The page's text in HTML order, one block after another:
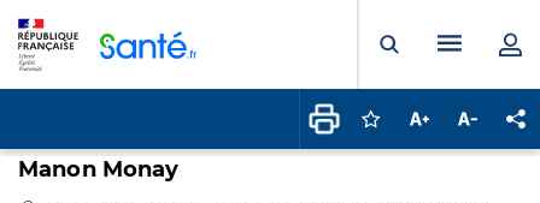
Ouvrir laMenu
Connectez-vous
Augmenter la
Manon Monay